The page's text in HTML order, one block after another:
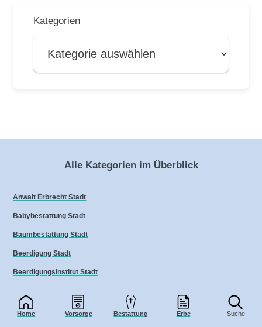
Home Vorsorge Bestattung Erbe Suche
Kategorien
Alle Kategorien im Überblick
Anwalt Erbrecht Stadt
Babybestattung Stadt
Baumbestattung Stadt
Beerdigung Stadt
Beerdigungsinstitut Stadt
Bestattung